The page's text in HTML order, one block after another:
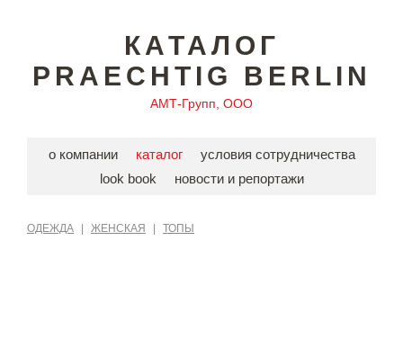
КАТАЛОГ
PRAECHTIG BERLIN
АМТ-Групп, ООО
о компании каталог
условия сотрудничества
look book
новости и репортажи
ОДЕЖДА ЖЕНСКАЯ ТОПЫ